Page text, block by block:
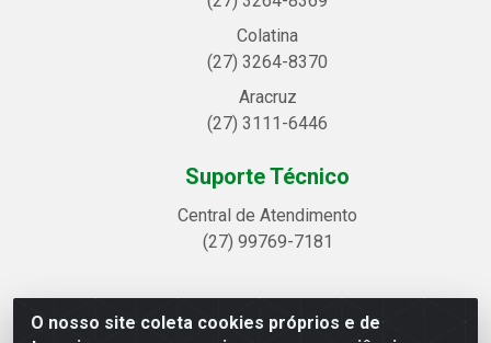
O nosso site coleta cookies próprios e de
Colatina
(27) 3264-8370
Aracruz
(27) 3111-6446
Suporte Técnico
Central de Atendimento
(27) 99769-7181
Linhavix Distribuidora LTDA - Avenida Alegre, 2521 -